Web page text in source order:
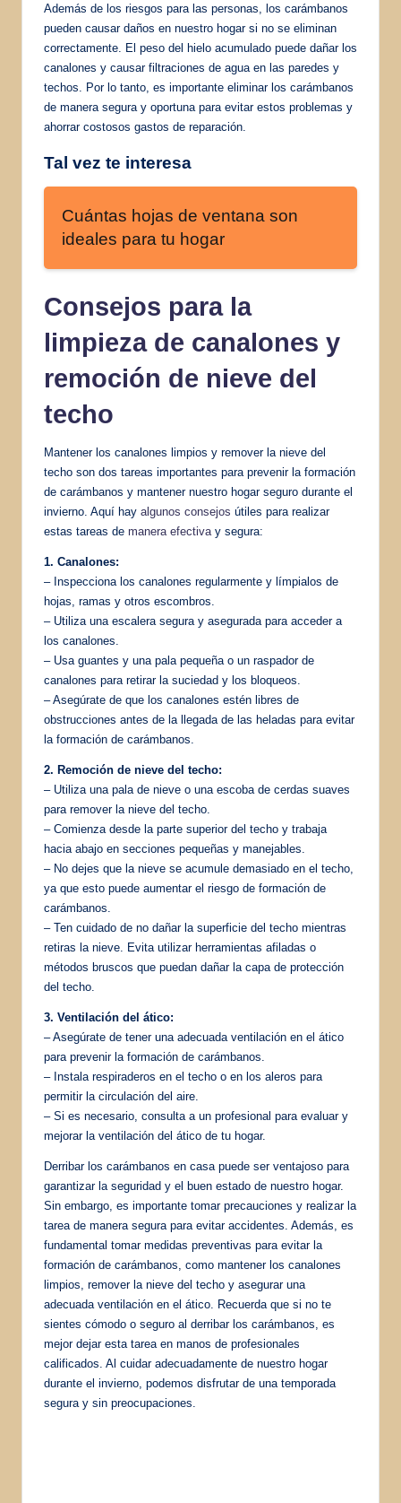
Además de los riesgos para las personas, los carámbanos
pueden causar daños en nuestro hogar si no se eliminan
correctamente. El peso del hielo acumulado puede dañar los
canalones y causar filtraciones de agua en las paredes y
techos. Por lo tanto, es importante eliminar los carámbanos
de manera segura y oportuna para evitar estos problemas y
ahorrar costosos gastos de reparación.
Tal vez te interesa
Cuántas hojas de ventana son
ideales para tu hogar
Consejos para la
limpieza de canalones y
remoción de nieve del
techo
Mantener los canalones limpios y remover la nieve del
techo son dos tareas importantes para prevenir la formación
de carámbanos y mantener nuestro hogar seguro durante el
invierno. Aquí hay algunos consejos útiles para realizar
estas tareas de manera efectiva y segura:
1. Canalones:
– Inspecciona los canalones regularmente y límpialos de
hojas, ramas y otros escombros.
– Utiliza una escalera segura y asegurada para acceder a
los canalones.
– Usa guantes y una pala pequeña o un raspador de
canalones para retirar la suciedad y los bloqueos.
– Asegúrate de que los canalones estén libres de
obstrucciones antes de la llegada de las heladas para evitar
la formación de carámbanos.
2. Remoción de nieve del techo:
– Utiliza una pala de nieve o una escoba de cerdas suaves
para remover la nieve del techo.
– Comienza desde la parte superior del techo y trabaja
hacia abajo en secciones pequeñas y manejables.
– No dejes que la nieve se acumule demasiado en el techo,
ya que esto puede aumentar el riesgo de formación de
carámbanos.
– Ten cuidado de no dañar la superficie del techo mientras
retiras la nieve. Evita utilizar herramientas afiladas o
métodos bruscos que puedan dañar la capa de protección
del techo.
3. Ventilación del ático:
– Asegúrate de tener una adecuada ventilación en el ático
para prevenir la formación de carámbanos.
– Instala respiraderos en el techo o en los aleros para
permitir la circulación del aire.
– Si es necesario, consulta a un profesional para evaluar y
mejorar la ventilación del ático de tu hogar.
Derribar los carámbanos en casa puede ser ventajoso para
garantizar la seguridad y el buen estado de nuestro hogar.
Sin embargo, es importante tomar precauciones y realizar la
tarea de manera segura para evitar accidentes. Además, es
fundamental tomar medidas preventivas para evitar la
formación de carámbanos, como mantener los canalones
limpios, remover la nieve del techo y asegurar una
adecuada ventilación en el ático. Recuerda que si no te
sientes cómodo o seguro al derribar los carámbanos, es
mejor dejar esta tarea en manos de profesionales
calificados. Al cuidar adecuadamente de nuestro hogar
durante el invierno, podemos disfrutar de una temporada
segura y sin preocupaciones.